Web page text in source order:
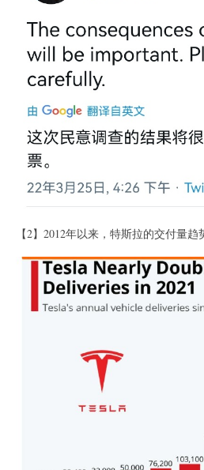
【2】2012年以来，特斯拉的交付量